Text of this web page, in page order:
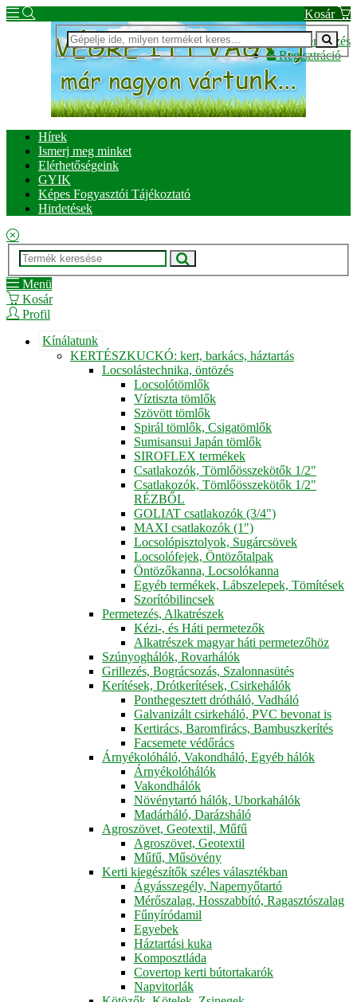
Kosár
Bejelentkezés
Regisztráció
Hírek
Ismerj meg minket
Elérhetőségeink
GYIK
Képes Fogyasztói Tájékoztató
Hirdetések
Menü
Kosár
Profil
Kínálatunk
KERTÉSZKUCKÓ: kert, barkács, háztartás
Locsolástechnika, öntözés
Locsolótömlők
Víztiszta tömlők
Szövött tömlők
Spirál tömlők, Csigatömlők
Sumisansui Japán tömlők
SIROFLEX termékek
Csatlakozók, Tömlőösszekötők 1/2"
Csatlakozók, Tömlőösszekötők 1/2"
RÉZBŐL
GOLIAT csatlakozók (3/4")
MAXI csatlakozók (1")
Locsolópisztolyok, Sugárcsövek
Locsolófejek, Öntözőtalpak
Öntözőkanna, Locsolókanna
Egyéb termékek, Lábszelepek, Tömítések
Szorítóbilincsek
Permetezés, Alkatrészek
Kézi-, és Háti permetezők
Alkatrészek magyar háti permetezőhöz
Szúnyoghálók, Rovarhálók
Grillezés, Bográcsozás, Szalonnasütés
Kerítések, Drótkerítések, Csirkehálók
Ponthegesztett drótháló, Vadháló
Galvanizált csirkeháló, PVC bevonat is
Kertirács, Baromfirács, Bambuszkerítés
Facsemete védőrács
Árnyékolóháló, Vakondháló, Egyéb hálók
Árnyékolóhálók
Vakondhálók
Növénytartó hálók, Uborkahálók
Madárháló, Darázsháló
Agroszövet, Geotextil, Műfű
Agroszövet, Geotextil
Műfű, Műsövény
Kerti kiegészítők széles választékban
Ágyásszegély, Napernyőtartó
Mérőszalag, Hosszabbító, Ragasztószalag
Fűnyíródamil
Egyebek
Háztartási kuka
Komposztláda
Covertop kerti bútortakarók
Napvitorlák